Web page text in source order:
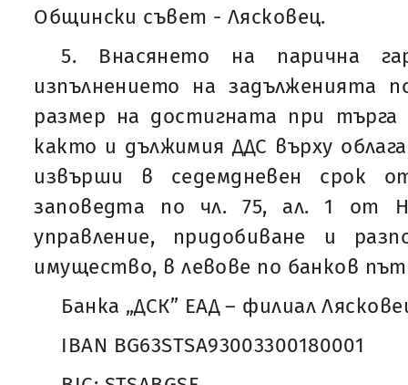
Общински съвет - Лясковец.
5. Внасянето на парична
изпълнението на задълженията
размер на достигната при търга
както и дължимия ДДС върху
извърши в седемдневен срок
заповедта по чл. 75, ал. 1 от
управление, придобиване и
имущество, в левове по банков
Банка „ДСК” ЕАД – филиал
IBAN BG63STSA93003300180001